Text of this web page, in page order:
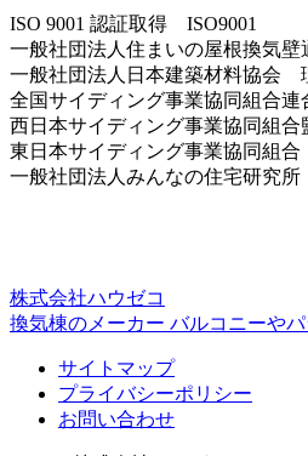
ISO 9001 認証取得 ISO9001
一般社団法人住まいの屋根換気
一般社団法人日本建築材料協会
全国サイディング事業協同組合
西日本サイディング事業協同組
東日本サイディング事業協同組
一般社団法人みんなの住宅研究
株式会社ハウゼコ
換気棟のメーカー バルコニーや
サイトマップ
プライバシーポリシー
お問い合わせ